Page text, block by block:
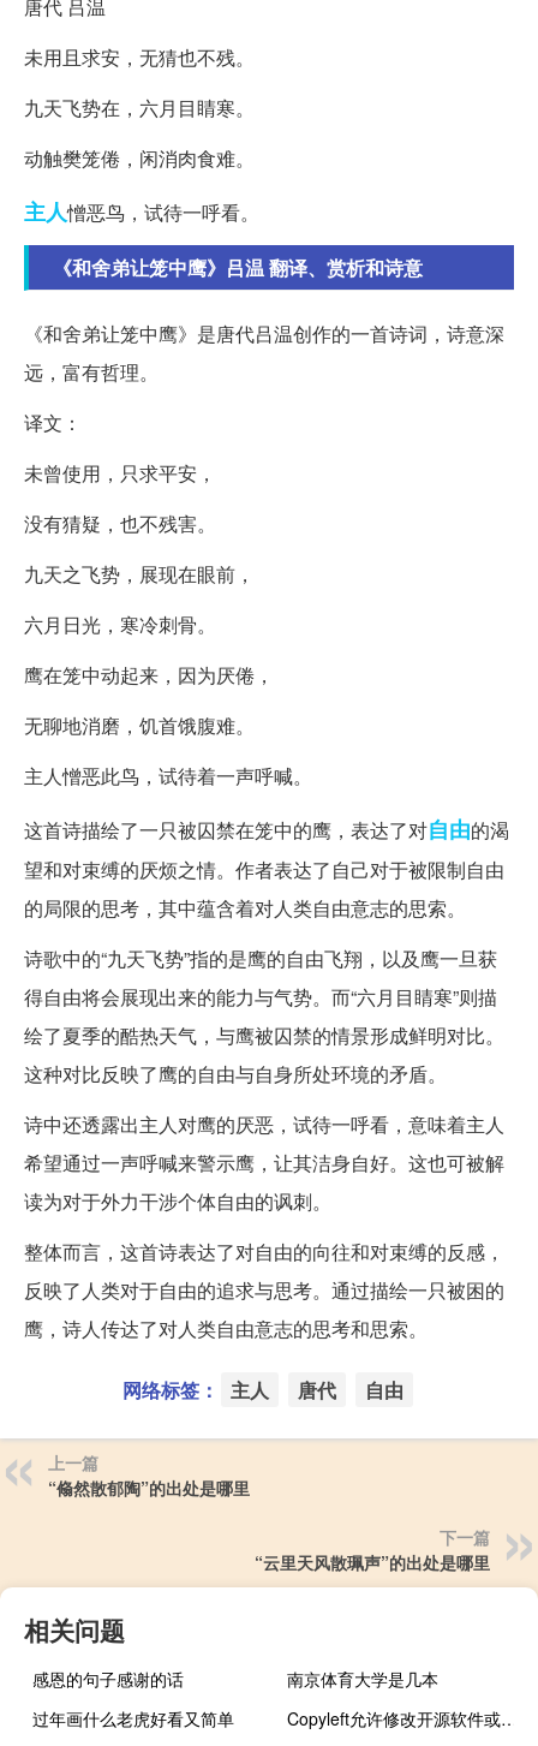
唐代 吕温
未用且求安，无猜也不残。
九天飞势在，六月目睛寒。
动触樊笼倦，闲消肉食难。
主人憎恶鸟，试待一呼看。
《和舍弟让笼中鹰》吕温 翻译、赏析和诗意
《和舍弟让笼中鹰》是唐代吕温创作的一首诗词，诗意深
远，富有哲理。
译文：
未曾使用，只求平安，
没有猜疑，也不残害。
九天之飞势，展现在眼前，
六月日光，寒冷刺骨。
鹰在笼中动起来，因为厌倦，
无聊地消磨，饥首饿腹难。
主人憎恶此鸟，试待着一声呼喊。
这首诗描绘了一只被囚禁在笼中的鹰，表达了对自由的渴
望和对束缚的厌烦之情。作者表达了自己对于被限制自由
的局限的思考，其中蕴含着对人类自由意志的思索。
诗歌中的“九天飞势”指的是鹰的自由飞翔，以及鹰一旦获
得自由将会展现出来的能力与气势。而“六月目睛寒”则描
绘了夏季的酷热天气，与鹰被囚禁的情景形成鲜明对比。
这种对比反映了鹰的自由与自身所处环境的矛盾。
诗中还透露出主人对鹰的厌恶，试待一呼看，意味着主人
希望通过一声呼喊来警示鹰，让其洁身自好。这也可被解
读为对于外力干涉个体自由的讽刺。
整体而言，这首诗表达了对自由的向往和对束缚的反感，
反映了人类对于自由的追求与思考。通过描绘一只被困的
鹰，诗人传达了对人类自由意志的思考和思索。
网络标签： 主人 唐代 自由
上一篇
“翛然散郁陶”的出处是哪里
下一篇
“云里天风散珮声”的出处是哪里
相关问题
感恩的句子感谢的话
南京体育大学是几本
过年画什么老虎好看又简单
Copyleft允许修改开源软件或文档并将其分发回社区